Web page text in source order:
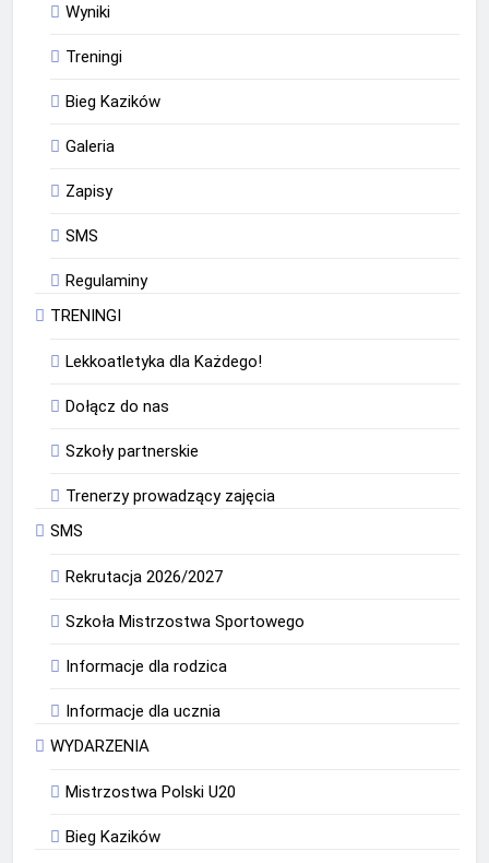
Wyniki
Treningi
Bieg Kazików
Galeria
Zapisy
SMS
Regulaminy
TRENINGI
Lekkoatletyka dla Każdego!
Dołącz do nas
Szkoły partnerskie
Trenerzy prowadzący zajęcia
SMS
Rekrutacja 2026/2027
Szkoła Mistrzostwa Sportowego
Informacje dla rodzica
Informacje dla ucznia
WYDARZENIA
Mistrzostwa Polski U20
Bieg Kazików